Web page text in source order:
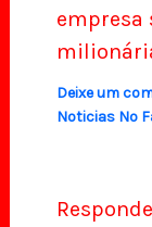
empresa
Deixe um
Noticias No